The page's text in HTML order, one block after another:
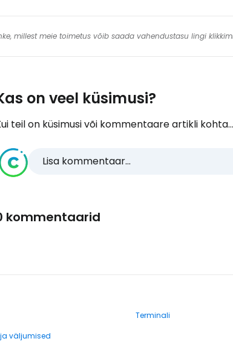
millest meie toimetus võib saada vahendustasu lingi
on veel küsimusi?
teil on küsimusi või kommentaare artikli kohta...
Lisa kommentaar...
kommentaarid
Terminali
väljumised